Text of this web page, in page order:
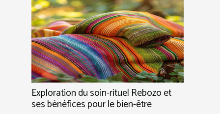
Exploration du soin-rituel Rebozo et
ses bénéfices pour le bien-être